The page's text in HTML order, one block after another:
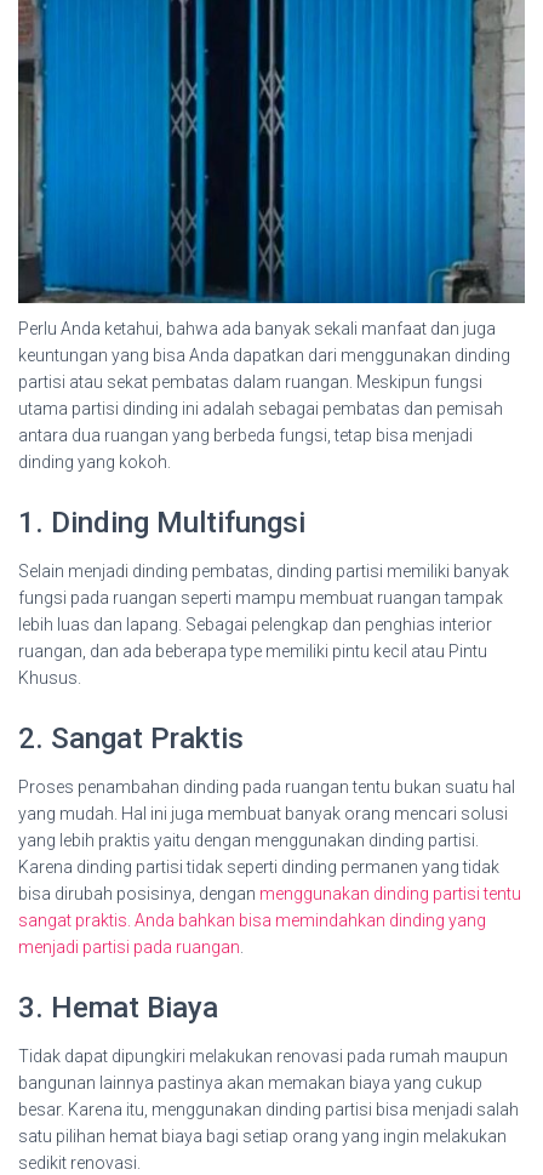
Perlu Anda ketahui, bahwa ada banyak sekali manfaat dan juga
keuntungan yang bisa Anda dapatkan dari menggunakan dinding
partisi atau sekat pembatas dalam ruangan. Meskipun fungsi
utama partisi dinding ini adalah sebagai pembatas dan pemisah
antara dua ruangan yang berbeda fungsi, tetap bisa menjadi
dinding yang kokoh.
1. Dinding Multifungsi
Selain menjadi dinding pembatas, dinding partisi memiliki banyak
fungsi pada ruangan seperti mampu membuat ruangan tampak
lebih luas dan lapang. Sebagai pelengkap dan penghias interior
ruangan, dan ada beberapa type memiliki pintu kecil atau Pintu
Khusus.
2. Sangat Praktis
Proses penambahan dinding pada ruangan tentu bukan suatu hal
yang mudah. Hal ini juga membuat banyak orang mencari solusi
yang lebih praktis yaitu dengan menggunakan dinding partisi.
Karena dinding partisi tidak seperti dinding permanen yang tidak
bisa dirubah posisinya, dengan menggunakan dinding partisi tentu
sangat praktis. Anda bahkan bisa memindahkan dinding yang
menjadi partisi pada ruangan
3. Hemat Biaya
Tidak dapat dipungkiri melakukan renovasi pada rumah maupun
bangunan lainnya pastinya akan memakan biaya yang cukup
besar. Karena itu, menggunakan dinding partisi bisa menjadi salah
satu pilihan hemat biaya bagi setiap orang yang ingin melakukan
sedikit renovasi.